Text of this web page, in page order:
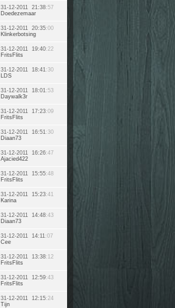
31-12-2011 21:38:57
Doedezemaar
31-12-2011 20:35:00
Klinkerbotsing
31-12-2011 19:40:22
FritsFlits
31-12-2011 18:41:30
LDS
31-12-2011 18:01:53
Daywalk3r
31-12-2011 17:23:09
FritsFlits
31-12-2011 16:51:30
Diaan73
31-12-2011 16:26:47
Ajacied422
31-12-2011 15:55:48
FritsFlits
31-12-2011 15:23:41
Karina
31-12-2011 14:48:43
Diaan73
31-12-2011 14:11:07
Cee
31-12-2011 13:38:12
FritsFlits
31-12-2011 12:59:43
FritsFlits
31-12-2011 12:15:24
Tijn